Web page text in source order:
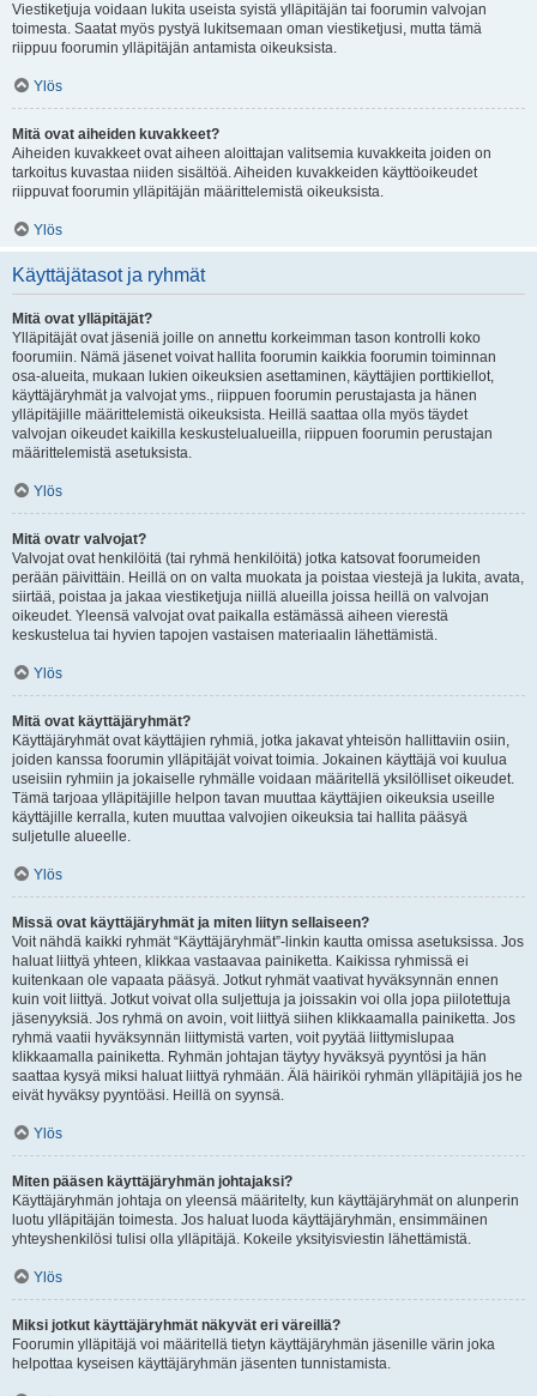
Viestiketjuja voidaan lukita useista syistä ylläpitäjän tai foorumin valvojan
toimesta. Saatat myös pystyä lukitsemaan oman viestiketjusi, mutta tämä
riippuu foorumin ylläpitäjän antamista oikeuksista.
Ylös
Mitä ovat aiheiden kuvakkeet?
Aiheiden kuvakkeet ovat aiheen aloittajan valitsemia kuvakkeita joiden on
tarkoitus kuvastaa niiden sisältöä. Aiheiden kuvakkeiden käyttöoikeudet
riippuvat foorumin ylläpitäjän määrittelemistä oikeuksista.
Ylös
Käyttäjätasot ja ryhmät
Mitä ovat ylläpitäjät?
Ylläpitäjät ovat jäseniä joille on annettu korkeimman tason kontrolli koko
foorumiin. Nämä jäsenet voivat hallita foorumin kaikkia foorumin toiminnan
osa-alueita, mukaan lukien oikeuksien asettaminen, käyttäjien porttikiellot,
käyttäjäryhmät ja valvojat yms., riippuen foorumin perustajasta ja hänen
ylläpitäjille määrittelemistä oikeuksista. Heillä saattaa olla myös täydet
valvojan oikeudet kaikilla keskustelualueilla, riippuen foorumin perustajan
määrittelemistä asetuksista.
Ylös
Mitä ovatr valvojat?
Valvojat ovat henkilöitä (tai ryhmä henkilöitä) jotka katsovat foorumeiden
perään päivittäin. Heillä on on valta muokata ja poistaa viestejä ja lukita, avata,
siirtää, poistaa ja jakaa viestiketjuja niillä alueilla joissa heillä on valvojan
oikeudet. Yleensä valvojat ovat paikalla estämässä aiheen vierestä
keskustelua tai hyvien tapojen vastaisen materiaalin lähettämistä.
Ylös
Mitä ovat käyttäjäryhmät?
Käyttäjäryhmät ovat käyttäjien ryhmiä, jotka jakavat yhteisön hallittaviin osiin,
joiden kanssa foorumin ylläpitäjät voivat toimia. Jokainen käyttäjä voi kuulua
useisiin ryhmiin ja jokaiselle ryhmälle voidaan määritellä yksilölliset oikeudet.
Tämä tarjoaa ylläpitäjille helpon tavan muuttaa käyttäjien oikeuksia useille
käyttäjille kerralla, kuten muuttaa valvojien oikeuksia tai hallita pääsyä
suljetulle alueelle.
Ylös
Missä ovat käyttäjäryhmät ja miten liityn sellaiseen?
Voit nähdä kaikki ryhmät “Käyttäjäryhmät”-linkin kautta omissa asetuksissa. Jos
haluat liittyä yhteen, klikkaa vastaavaa painiketta. Kaikissa ryhmissä ei
kuitenkaan ole vapaata pääsyä. Jotkut ryhmät vaativat hyväksynnän ennen
kuin voit liittyä. Jotkut voivat olla suljettuja ja joissakin voi olla jopa piilotettuja
jäsenyyksiä. Jos ryhmä on avoin, voit liittyä siihen klikkaamalla painiketta. Jos
ryhmä vaatii hyväksynnän liittymistä varten, voit pyytää liittymislupaa
klikkaamalla painiketta. Ryhmän johtajan täytyy hyväksyä pyyntösi ja hän
saattaa kysyä miksi haluat liittyä ryhmään. Älä häiriköi ryhmän ylläpitäjiä jos he
eivät hyväksy pyyntöäsi. Heillä on syynsä.
Ylös
Miten pääsen käyttäjäryhmän johtajaksi?
Käyttäjäryhmän johtaja on yleensä määritelty, kun käyttäjäryhmät on alunperin
luotu ylläpitäjän toimesta. Jos haluat luoda käyttäjäryhmän, ensimmäinen
yhteyshenkilösi tulisi olla ylläpitäjä. Kokeile yksityisviestin lähettämistä.
Ylös
Miksi jotkut käyttäjäryhmät näkyvät eri väreillä?
Foorumin ylläpitäjä voi määritellä tietyn käyttäjäryhmän jäsenille värin joka
helpottaa kyseisen käyttäjäryhmän jäsenten tunnistamista.